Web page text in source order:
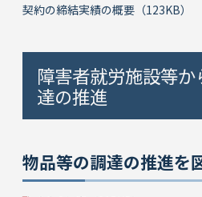
契約の締結実績の概要（123KB）
障害者就労施設等
達の推進
物品等の調達の推進を